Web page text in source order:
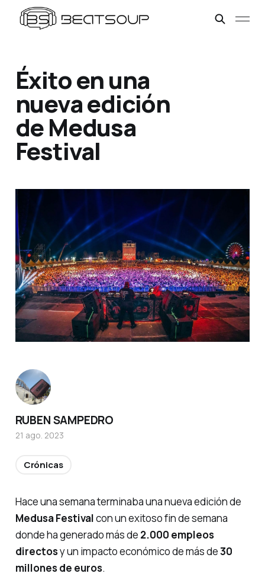
Éxito en una
nueva edición
de Medusa
Festival
Hace una semana terminaba una nueva edición de
Medusa Festivalcon un exitoso fin de semana
donde ha generado más de 2.000 empleos
directosy un impacto económico de más de30
millones de euros.
RUBEN SAMPEDRO
21 ago. 2023
Crónicas